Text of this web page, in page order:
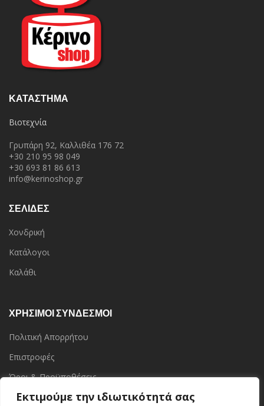
Εκτιμούμε την ιδιωτικότητά σας
ΚΑΤΆΣΤΗΜΑ
Βιοτεχνία
Γρυπάρη 92, Καλλιθέα 176 72
+30 210 95 98 049
+30 693 81 86 613
info@kerinoshop.gr
ΣΕΛΙΔΕΣ
Χονδρική
Κατάλογοι
Καλάθι
ΧΡΗΣΙΜΟΙ ΣΥΝΔΕΣΜΟΙ
Πολιτική Απορρήτου
Επιστροφές
Όροι & Προϋποθέσεις
Επικοινωνία